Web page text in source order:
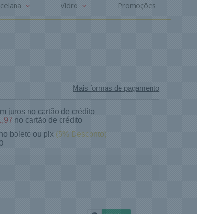
Vidro Promoções
Mais formas de pagamento
juros no cartão de crédito
no cartão de crédito
boleto ou pix (5% Desconto)